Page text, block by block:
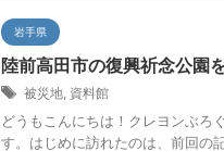
岩手県
陸前高田市の復興祈念公園
被災地 資料館
どうもこんにちは！クレヨンぶろ
す。はじめに訪れたのは、前回の